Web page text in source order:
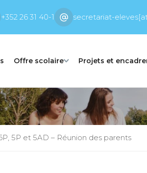
+352 26 31 40-1 secretariat-
Offre scolaire Projets et
5P et 5AD – Réunion des parents